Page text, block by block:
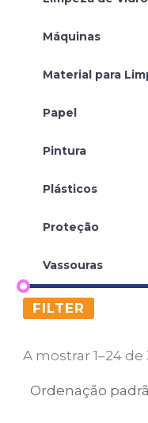
Máquinas
Material para
Papel
Pintura
Plásticos
Proteção
Vassouras
FILTER
A mostrar 1–24